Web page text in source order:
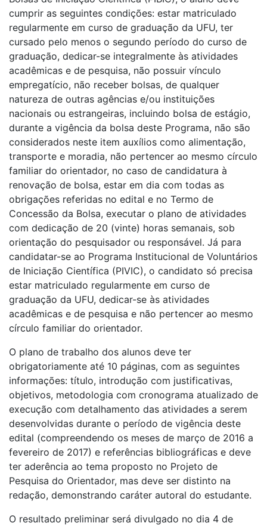
cumprir as seguintes condições: estar matriculado
regularmente em curso de graduação da UFU, ter
cursado pelo menos o segundo período do curso de
graduação, dedicar-se integralmente às atividades
acadêmicas e de pesquisa, não possuir vínculo
empregatício, não receber bolsas, de qualquer
natureza de outras agências e/ou instituições
nacionais ou estrangeiras, incluindo bolsa de estágio,
durante a vigência da bolsa deste Programa, não são
considerados neste item auxílios como alimentação,
transporte e moradia, não pertencer ao mesmo círculo
familiar do orientador, no caso de candidatura à
renovação de bolsa, estar em dia com todas as
obrigações referidas no edital e no Termo de
Concessão da Bolsa, executar o plano de atividades
com dedicação de 20 (vinte) horas semanais, sob
orientação do pesquisador ou responsável. Já para
candidatar-se ao Programa Institucional de Voluntários
de Iniciação Científica (PIVIC), o candidato só precisa
estar matriculado regularmente em curso de
graduação da UFU, dedicar-se às atividades
acadêmicas e de pesquisa e não pertencer ao mesmo
círculo familiar do orientador.
O plano de trabalho dos alunos deve ter
obrigatoriamente até 10 páginas, com as seguintes
informações: título, introdução com justificativas,
objetivos, metodologia com cronograma atualizado de
execução com detalhamento das atividades a serem
desenvolvidas durante o período de vigência deste
edital (compreendendo os meses de março de 2016 a
fevereiro de 2017) e referências bibliográficas e deve
ter aderência ao tema proposto no Projeto de
Pesquisa do Orientador, mas deve ser distinto na
redação, demonstrando caráter autoral do estudante.
O resultado preliminar será divulgado no dia 4 de